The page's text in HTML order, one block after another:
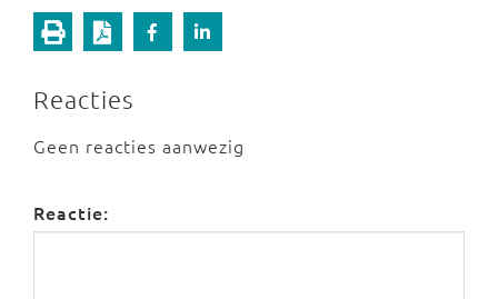
Reacties
Geen reacties aanwezig
Reactie: